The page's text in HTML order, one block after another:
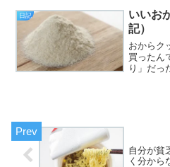
トバンド
いので買
日記
いいお
記）
おからク
買ったん
り」だっ
自分が貧
く分から